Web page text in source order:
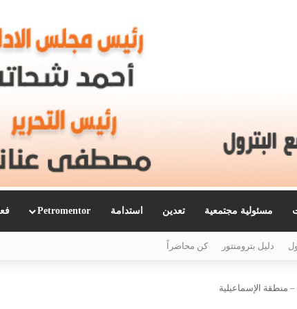
مسئولية مجتمعية تعدين استدامة Petromentor
دليل بترومنتور كن محاضراً
منطقة الإسماعيلية